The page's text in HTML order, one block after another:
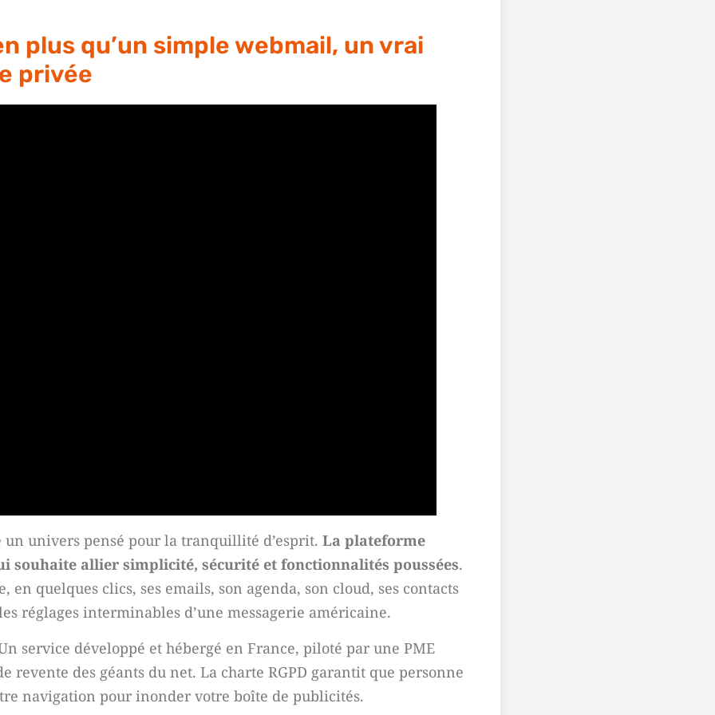
plus qu’un simple webmail, un vrai
privée
univers pensé pour la tranquillité d’esprit. La plateforme
souhaite allier simplicité, sécurité et fonctionnalités poussées.
quelques clics, ses emails, son agenda, son cloud, ses contacts
réglages interminables d’une messagerie américaine.
service développé et hébergé en France, piloté par une PME
revente des géants du net. La charte RGPD garantit que personne
navigation pour inonder votre boîte de publicités.